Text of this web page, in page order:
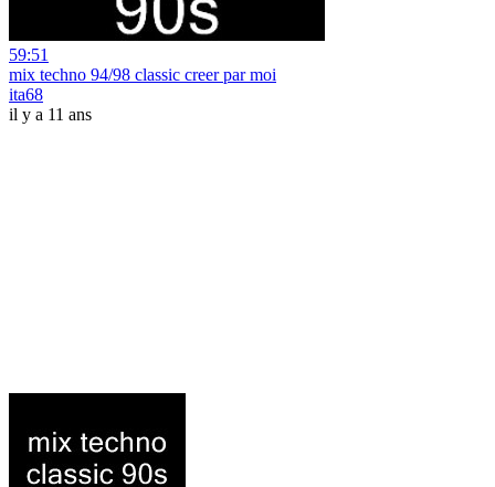
59:51
mix techno 94/98 classic creer par moi
ita68
il y a 11 ans